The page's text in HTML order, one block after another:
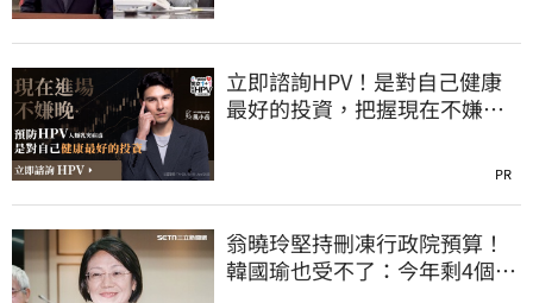
立即諮詢HPV！是對自己健康
最好的投資，把握現在不嫌
PR
翁曉玲堅持刪凍行政院預算！
韓國瑜也受不了：今年剩4個月